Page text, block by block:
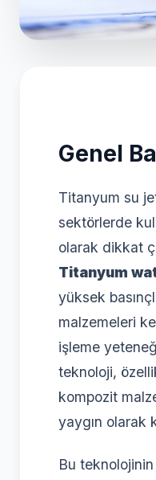
Genel
Titanyum su
sektörlerde
olarak dikkat
Titanyum
yüksek
malzemeleri
işleme
teknoloji,
kompozit
yaygın olarak
Bu teknolojinin